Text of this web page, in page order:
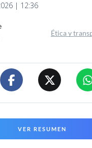
| 12:36
Ética y
VER RESUMEN